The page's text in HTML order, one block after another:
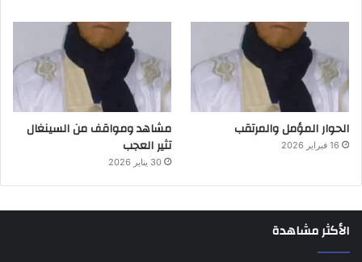
الحوار المؤمل والمرتقب
16 فبراير 2026
مشاهد ومواقف من السينغال
تثير العجب
30 يناير 2026
الأكثر مشاهدة